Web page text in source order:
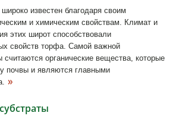
известен благодаря своим
и химическим свойствам. Климат и
этих широт способствовали
свойств торфа. Самой важной
органические вещества, которые
почвы и являются главными